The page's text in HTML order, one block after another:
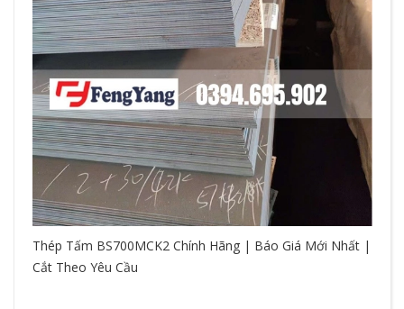
Thép Tấm BS700MCK2 Chính Hãng | Báo Giá Mới Nhất |
Cắt Theo Yêu Cầu